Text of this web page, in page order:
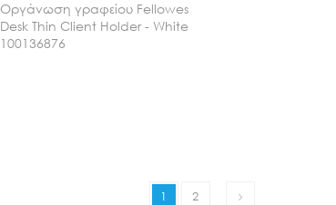
Οργάνωση γραφείου Fellowes
Desk Thin Client Holder - White
100136876
1 2